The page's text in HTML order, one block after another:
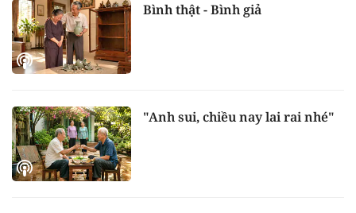
Bình thật - Bình giả
"Anh sui, chiều nay lai rai nhé"